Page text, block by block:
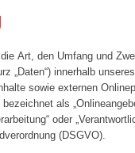
Art, den Umfang und
„Daten“) innerhalb
sowie externen
als
oder
(DSGVO).